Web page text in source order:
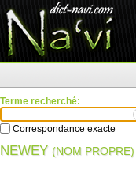
Terme recherché:
Correspondance exacte
NEWEY (NOM PROPRE)